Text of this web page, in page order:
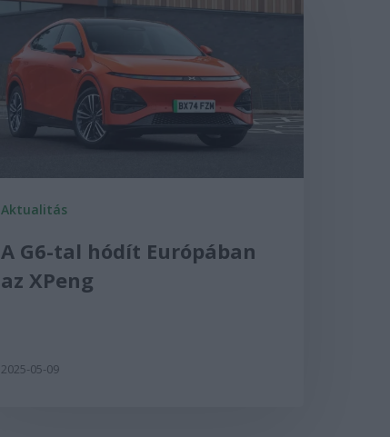
Aktualitás
A G6-tal hódít Európában
az XPeng
2025-05-09